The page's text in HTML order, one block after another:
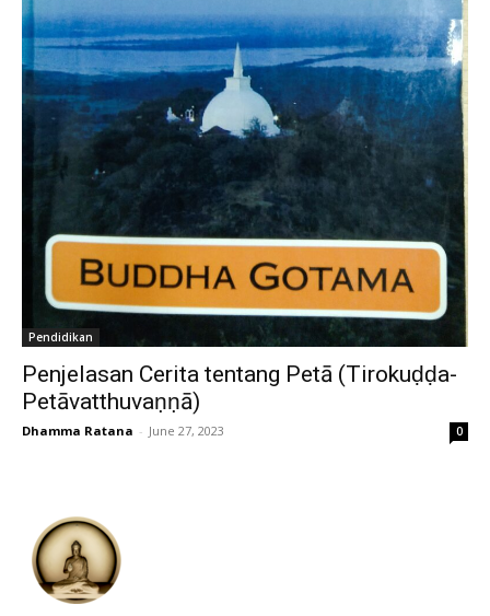
Pendidikan
Penjelasan Cerita tentang Petā (Tirokuḍḍa-
Petāvatthuvaṇṇā)
Dhamma Ratana - June 27, 2023 0